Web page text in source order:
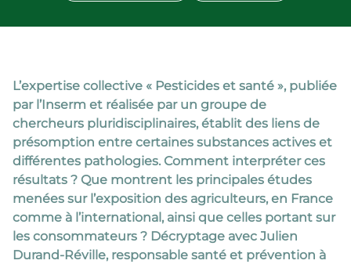
L’expertise collective « Pesticides et santé », publiée
par l’Inserm et réalisée par un groupe de
chercheurs pluridisciplinaires, établit des liens de
présomption entre certaines substances actives et
différentes pathologies. Comment interpréter ces
résultats ? Que montrent les principales études
menées sur l’exposition des agriculteurs, en France
comme à l’international, ainsi que celles portant sur
les consommateurs ? Décryptage avec Julien
Durand-Réville, responsable santé et prévention à